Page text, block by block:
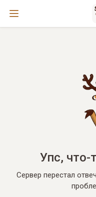
Упс, что-
Сервер перестал